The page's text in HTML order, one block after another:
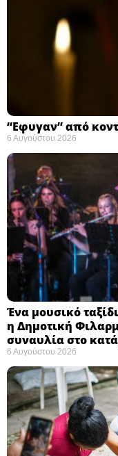
“Εφυγαν” από
6 Αυγούστου 2026
Ένα μουσικό
η Δημοτική
συναυλία στο
6 Αυγούστου 2026